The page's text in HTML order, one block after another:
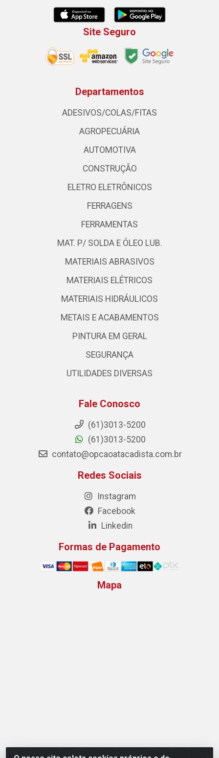
Site Seguro
Departamentos
ADESIVOS/COLAS/FITAS
AGROPECUÁRIA
AUTOMOTIVA
CONSTRUÇÃO
ELETRO ELETRÔNICOS
FERRAGENS
FERRAMENTAS
MAT. P/ SOLDA E ÓLEO LUB.
MATERIAIS ABRASIVOS
MATERIAIS ELÉTRICOS
MATERIAIS HIDRÁULICOS
METAIS E ACABAMENTOS
PINTURA EM GERAL
SEGURANÇA
UTILIDADES DIVERSAS
Fale Conosco
(61)3013-5200
(61)3013-5200
contato@opcaoatacadista.com.br
Redes Sociais
Instagram
Facebook
Linkedin
Formas de Pagamento
Mapa